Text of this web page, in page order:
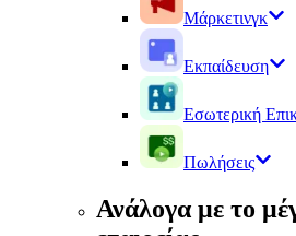
Μάρκετινγκ
Εκπαίδευση
Εσωτερική
Πωλήσεις
Ανάλογα με το